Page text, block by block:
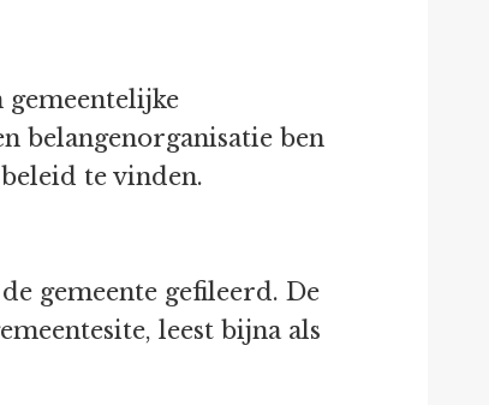
gemeentelijke
belangenorganisatie ben
te vinden.
gemeente gefileerd. De
leest bijna als